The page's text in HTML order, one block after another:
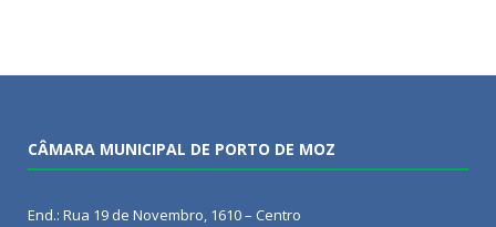
CÂMARA MUNICIPAL DE PORTO DE MOZ
End.: Rua 19 de Novembro, 1610 – Centro